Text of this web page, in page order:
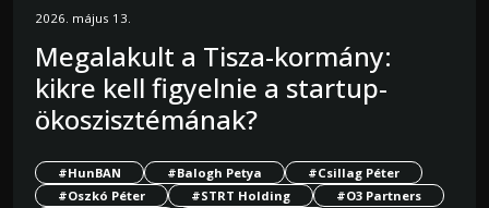
2026. május 13.
Megalakult a Tisza-kormány:
kikre kell figyelnie a startup-
ökoszisztémának?
#HunBAN #Balogh Petya
#Csillag Péter
#Oszkó Péter
#STRT Holding
#O3 Partners